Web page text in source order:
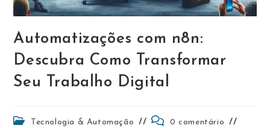
Automatizações com n8n:
Descubra Como Transformar
Seu Trabalho Digital
CategoriaTecnologia & Automação
Comentários
0 comentário